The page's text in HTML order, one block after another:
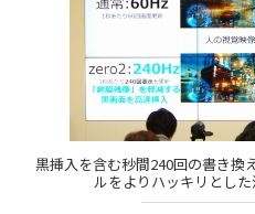
黒挿入を含む秒間240回の書き換
ルをよりハッキリとし